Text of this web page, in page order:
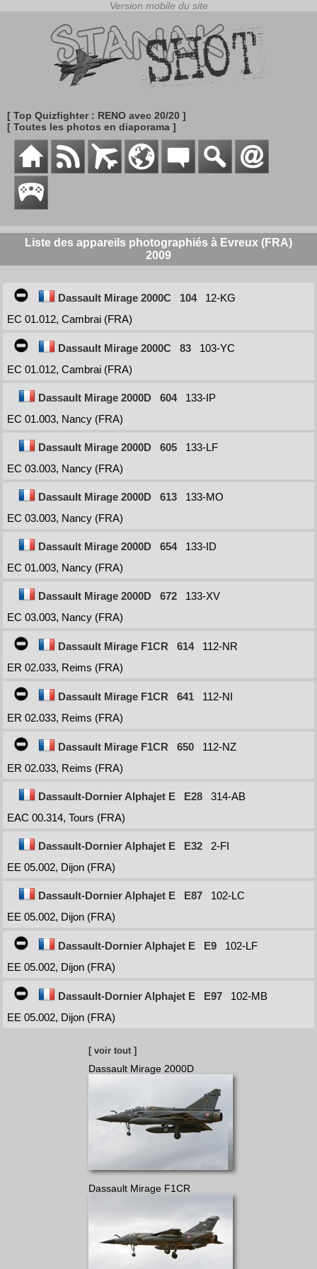
[ Top Quizfighter : RENO avec 20/20 ]
[ Toutes les photos en diaporama ]
Liste des appareils photographiés à Evreux (FRA)
2009
Dassault Mirage 2000C 104
12-KG
EC 01.012, Cambrai (FRA)
Dassault Mirage 2000C 83
103-YC
EC 01.012, Cambrai (FRA)
Dassault Mirage 2000D 604
133-IP
EC 01.003, Nancy (FRA)
Dassault Mirage 2000D 605
133-LF
EC 03.003, Nancy (FRA)
Dassault Mirage 2000D 613
133-MO
EC 03.003, Nancy (FRA)
Dassault Mirage 2000D 654
133-ID
EC 01.003, Nancy (FRA)
Dassault Mirage 2000D 672
133-XV
EC 03.003, Nancy (FRA)
Dassault Mirage F1CR 614
112-NR
ER 02.033, Reims (FRA)
Dassault Mirage F1CR 641
112-NI
ER 02.033, Reims (FRA)
Dassault Mirage F1CR 650
112-NZ
ER 02.033, Reims (FRA)
Dassault-Dornier Alphajet E E28
314-AB
EAC 00.314, Tours (FRA)
Dassault-Dornier Alphajet E E32
2-FI
EE 05.002, Dijon (FRA)
Dassault-Dornier Alphajet E E87
102-LC
EE 05.002, Dijon (FRA)
Dassault-Dornier Alphajet E E9
102-LF
EE 05.002, Dijon (FRA)
Dassault-Dornier Alphajet E E97
102-MB
EE 05.002, Dijon (FRA)
[ voir tout ]
Dassault Mirage 2000D
Dassault Mirage F1CR